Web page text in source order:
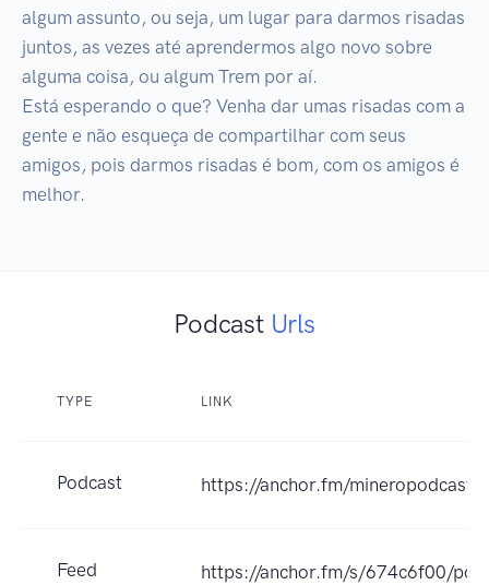
algum assunto, ou seja, um lugar para darmos risadas
juntos, as vezes até aprendermos algo novo sobre
alguma coisa, ou algum Trem por aí.
Está esperando o que? Venha dar umas risadas com a
gente e não esqueça de compartilhar com seus
amigos, pois darmos risadas é bom, com os amigos é
melhor.
Podcast Urls
TYPE LINK
Podcast https://anchor.fm/mineropodcast
Feed https://anchor.fm/s/674c6f00/